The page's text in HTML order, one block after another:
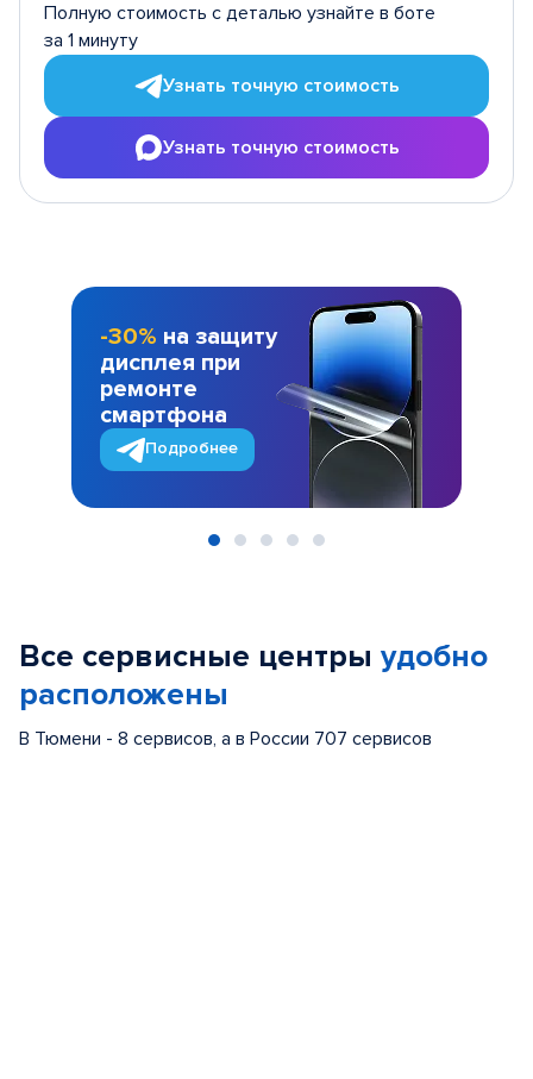
Полную стоимость с деталью узнайте в боте
за 1 минуту
Узнать точную стоимость
Узнать точную стоимость
-30% на защиту
дисплея при
ремонте
смартфона
Подробнее
Все сервисные центры удобно
расположены
В Тюмени - 8 сервисов, а в России 707 сервисов